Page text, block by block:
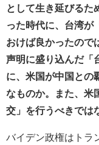
として生き延びるた
った時代に、台湾が
おけば良かったので
声明に盛り込んだ「
に、米国が中国との
なものか。また、米
交」を行うべきでは
バイデン政権はトラ